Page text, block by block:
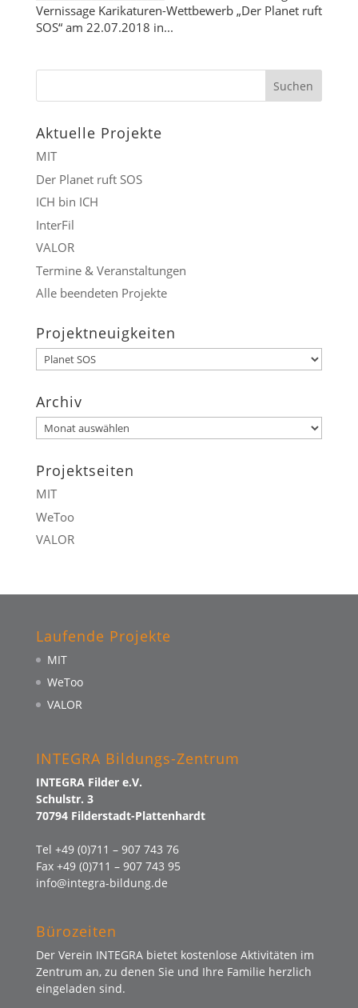
Vernissage Karikaturen-Wettbewerb „Der Planet ruft
SOS“ am 22.07.2018 in...
Aktuelle Projekte
MIT
Der Planet ruft SOS
ICH bin ICH
InterFil
VALOR
Termine & Veranstaltungen
Alle beendeten Projekte
Projektneuigkeiten
Projektneuigkeiten
Archiv
Archiv
Projektseiten
MIT
WeToo
VALOR
Laufende Projekte
MIT
WeToo
VALOR
INTEGRA Bildungs-Zentrum
INTEGRA Filder e.V.
Schulstr. 3
70794 Filderstadt-Plattenhardt
Tel +49 (0)711 – 907 743 76
Fax +49 (0)711 – 907 743 95
info@integra-bildung.de
Bürozeiten
Der Verein INTEGRA bietet kostenlose Aktivitäten im
Zentrum an, zu denen Sie und Ihre Familie herzlich
eingeladen sind.